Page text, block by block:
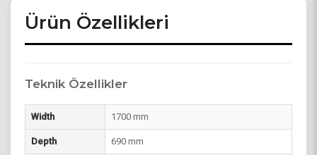
Ürün Özellikleri
Teknik Özellikler
Width 1700 mm
Depth 690 mm